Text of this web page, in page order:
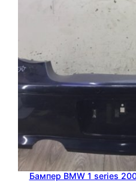
Бампер BMW 1 series